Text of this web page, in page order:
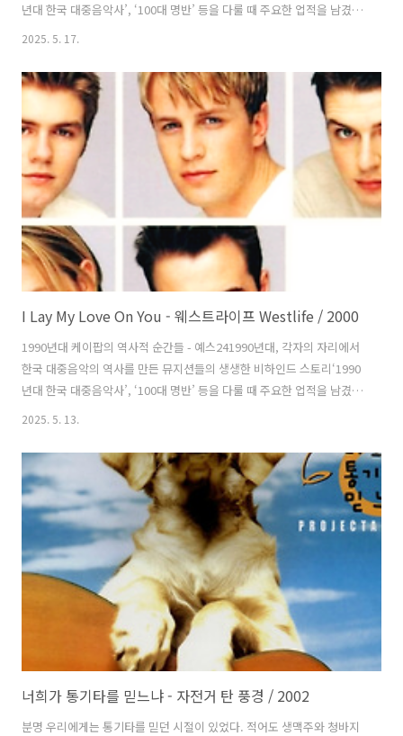
년대 한국 대중음악사’, ‘100대 명반’ 등을 다룰 때 주요한 업적을 남겼음
에도 여러 이유로www.yes24.com House Of Jealous Lovers는 US
한 두 번째 스튜디오 앨범 에 수록했다. UK 27위에 올랐고 2000년대 최
고의 노래 NME 6위, 롤링 스톤 53위, 피치포크 16위로 선정되었고 역사
상 최고의 노래 NME 107위, 블렌더 102위에 올랐다. 가디언은 ‘모두가
들어야 할 파티 100곡’ 중 한 곡으로 선정했다. 저스틴 팀버레이크
(Justin Ti..
2025. 5. 17.
I Lay My Love On You - 웨스트라이프 Westlife / 2000
1990년대 케이팝의 역사적 순간들 - 예스241990년대, 각자의 자리에서
한국 대중음악의 역사를 만든 뮤지션들의 생생한 비하인드 스토리‘1990
년대 한국 대중음악사’, ‘100대 명반’ 등을 다룰 때 주요한 업적을 남겼음
에도 여러 이유로www.yes24.com I Lay My Love On You는 아일랜드
수록한 곡으로 영미권 외에 싱글을 내서 스웨덴 10위 등 유럽 여러 나라
에서 사랑을 받았다. 아직까지도 계속 사랑을 받는 스테디셀러다. 요르겐
엘로프손(Jörgen Elofsson), 페르 마그누손(Per Magnusson), 데이빗
크루거(David Kreuger) 등이 만들고 페르와 데이빗이 프로듀서를 맡았
2025. 5. 13.
너희가 통기타를 믿느냐 - 자전거 탄 풍경 / 2002
분명 우리에게는 통기타를 믿던 시절이 있었다. 적어도 생맥주와 청바지